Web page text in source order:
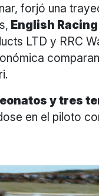
forjó una
English
LTD y RRC
y tres
en el piloto